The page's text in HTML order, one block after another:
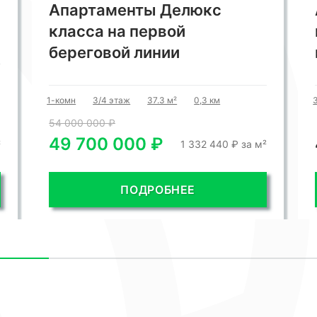
Александрийский маяк
квартира с потрясающими
видами
3-комн 17/21 этаж 186 м² 0,05 км
49 900 000 ₽ 268 280 ₽ за м²
ПОДРОБНЕЕ